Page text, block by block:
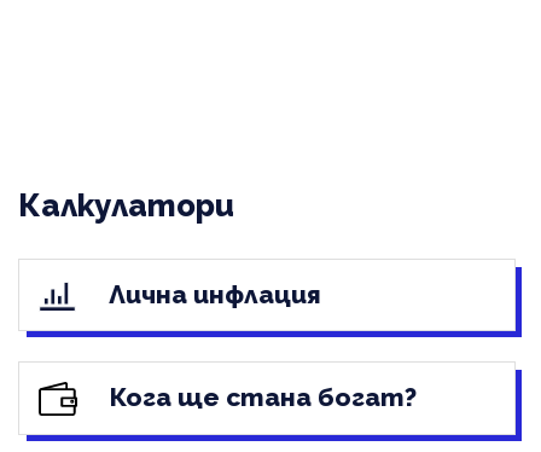
Калкулатори
Лична инфлация
Кога ще стана богат?